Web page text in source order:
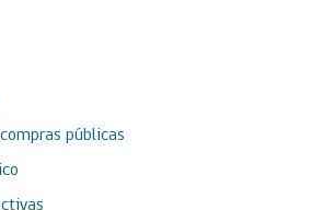
públicas